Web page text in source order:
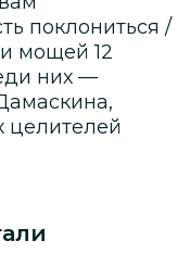
поклониться /
мощей 12
них —
целителей